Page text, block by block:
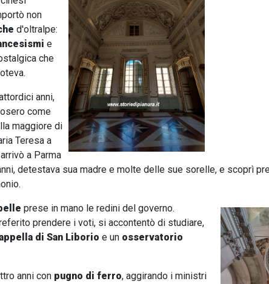
non
d'oltralpe:
e
che
anni,
come
maggiore di
Teresa a
a Parma
detestava sua madre e molte delle sue sorelle, e scoprì
prese in mano le redini del governo.
prendere i voti, si accontentò di studiare,
di San Liborio e un osservatorio
anni con pugno di ferro, aggirando i ministri